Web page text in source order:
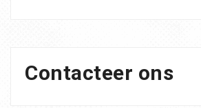
Contacteer ons